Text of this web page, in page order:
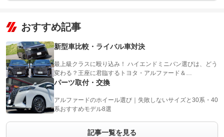
おすすめ記事
新型車比較・ライバル車対決
最上級クラスに殴り込み！ ハイエンドミニバン選びは、どう
変わる？王座に君臨するトヨタ・アルファード＆…
パーツ取付・交換
アルファードのホイール選び｜失敗しないサイズと30系・40
系おすすめモデル8選
記事一覧を見る